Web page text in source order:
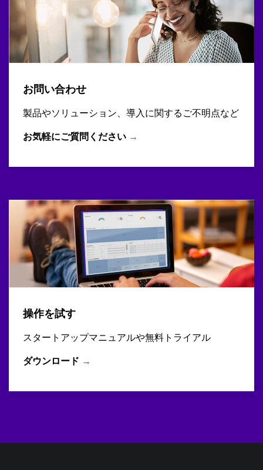
お問い合わせ
製品やソリューション、導入に関するご不明点など
お気軽にご質問ください →
操作を試す
スタートアップマニュアルや無料トライアル
ダウンロード →